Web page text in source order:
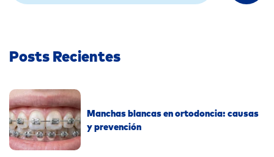
Posts Recientes
Manchas blancas en ortodoncia: causas
y prevención